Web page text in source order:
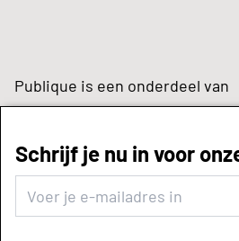
Schrijf je nu in voor
Publique is een onderdeel van
zynchrone.com